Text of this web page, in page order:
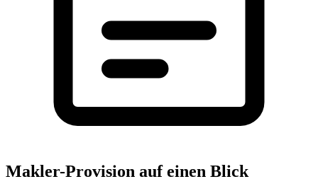
Makler-Provision auf einen Blick